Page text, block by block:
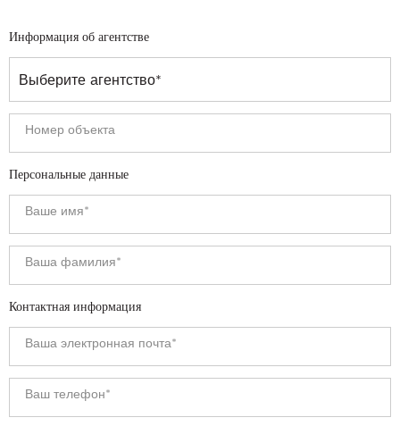
Информация об агентстве
Персональные данные
Контактная информация